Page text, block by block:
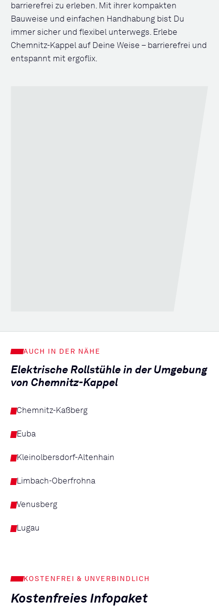
barrierefrei zu erleben. Mit ihrer kompakten
Bauweise und einfachen Handhabung bist Du
immer sicher und flexibel unterwegs. Erlebe
Chemnitz-Kappel auf Deine Weise – barrierefrei und
entspannt mit ergoflix.
AUCH IN DER NÄHE
Elektrische Rollstühle in der Umgebung
von Chemnitz-Kappel
Chemnitz-Kaßberg
Euba
Kleinolbersdorf-Altenhain
Limbach-Oberfrohna
Venusberg
Lugau
KOSTENFREI & UNVERBINDLICH
Kostenfreies Infopaket